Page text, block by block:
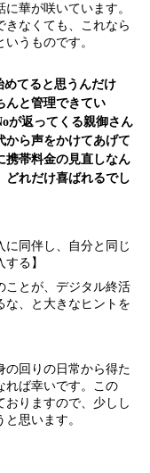
華が咲いています。
きなくても、これなら
うものです。
めてると思うんだけ
んと管理できてい
が返ってくる親御さん
から声をかけてあげて
携帯料金の見直しなん
どれだけ喜ばれるでし
に同伴し、自分と同じ
る】
ことが、デジタル終活
な、と大きなヒントを
の回りの日常から得た
れば幸いです。この
おりますので、少しし
思います。